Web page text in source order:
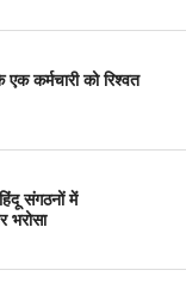
कर्मचारी को रिश्वत
संगठनों में
भरोसा